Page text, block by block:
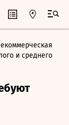
и среднего